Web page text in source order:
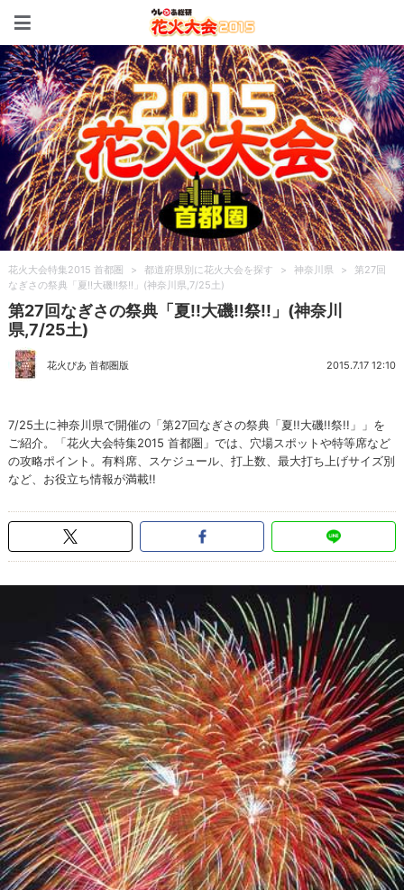
花火大会特集2015 首都圏 > 都道府県別に花火大会を探す > 神奈川県 >
第27回
なぎさの祭典「夏!!大磯!!祭!!」(神奈川県,7/25土)
第27回なぎさの祭典「夏!!大磯!!祭!!」(神奈川
県,7/25土)
花火ぴあ 首都圏版 2015.7.17 12:10
7/25土に神奈川県で開催の「第27回なぎさの祭典「夏!!大磯!!祭!!」」を
ご紹介。「花火大会特集2015 首都圏」では、穴場スポットや特等席など
の攻略ポイント。有料席、スケジュール、打上数、最大打ち上げサイズ別
など、お役立ち情報が満載!!